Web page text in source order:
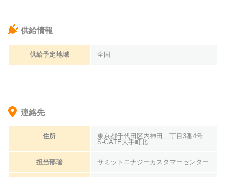
供給情報
供給予定地域 全国
連絡先
住所
東京都千代田区内神田二丁目3番4号
S-GATE大手町北
担当部署 サミットエナジーカスタマーセンター